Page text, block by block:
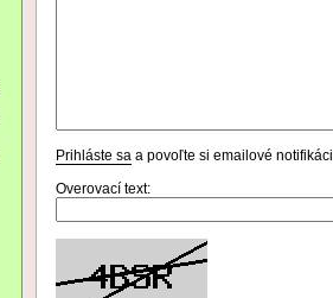
Prihláste sa a povoľte si emailové
Overovací text: